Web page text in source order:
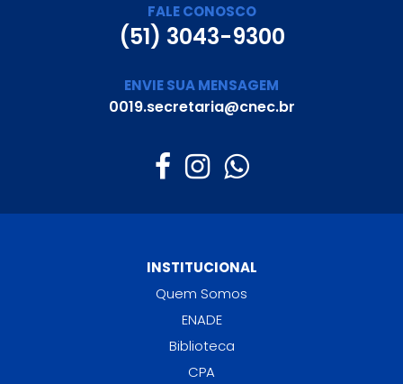
FALE CONOSCO
(51) 3043-9300
ENVIE SUA MENSAGEM
0019.secretaria@cnec.br
INSTITUCIONAL
Quem Somos
ENADE
Biblioteca
CPA